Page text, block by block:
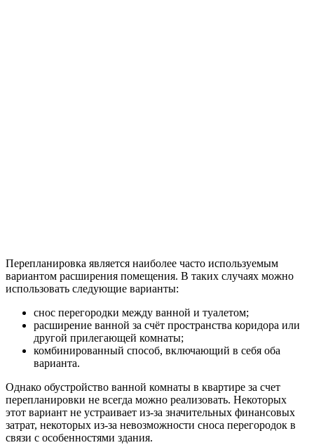
Перепланировка является наиболее часто используемым
вариантом расширения помещения. В таких случаях можно
использовать следующие варианты:
снос перегородки между ванной и туалетом;
расширение ванной за счёт пространства коридора или
другой прилегающей комнаты;
комбинированный способ, включающий в себя оба
варианта.
Однако обустройство ванной комнаты в квартире за счет
перепланировки не всегда можно реализовать. Некоторых
этот вариант не устраивает из-за значительных финансовых
затрат, некоторых из-за невозможности сноса перегородок в
связи с особенностями здания.